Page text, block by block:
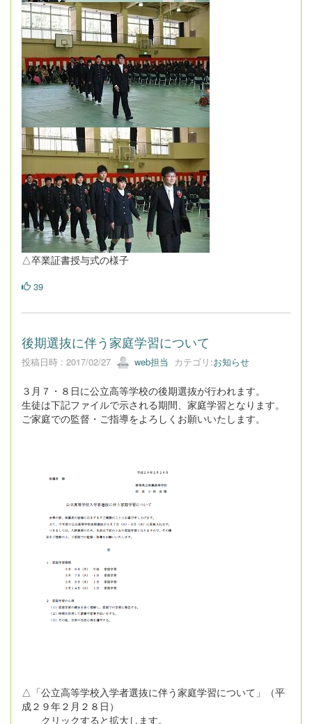
△卒業証書授与式の様子
39
後期選抜に伴う家庭学習について
投稿日時 : 2017/02/27 web担当 カテゴリ:お知らせ
３月７・８日に公立高等学校の後期選抜が行われます。
生徒は下記ファイルで示される期間、家庭学習となります。
ご家庭での監督・ご指導をよろしくお願いいたします。
△「公立高等学校入学者選抜に伴う家庭学習について」（平
成２９年２月２８日）
クリックすると拡大します。